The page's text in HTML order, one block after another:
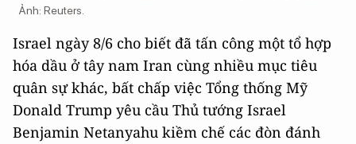
Ảnh: Reuters.
Israel ngày 8/6 cho biết đã tấn công một tổ hợp
hóa dầu ở tây nam Iran cùng nhiều mục tiêu
quân sự khác, bất chấp việc Tổng thống Mỹ
Donald Trump yêu cầu Thủ tướng Israel
Benjamin Netanyahu kiềm chế các đòn đánh